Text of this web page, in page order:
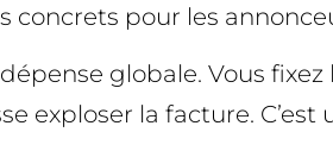
concrets pour les
globale. Vous
exploser la facture.